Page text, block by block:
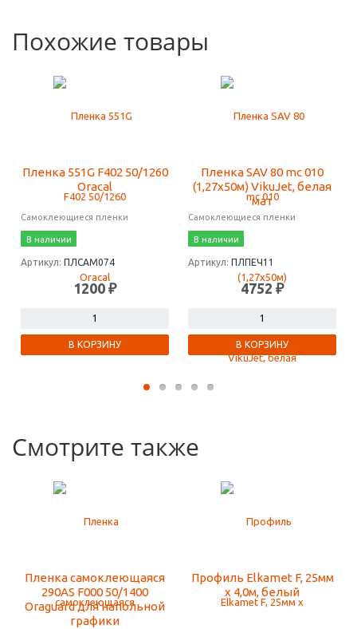
Похожие товары
Пленка 551G F402 50/1260
Oracal
Самоклеющиеся пленки
В наличии
Артикул: ПЛСАМ074
1200 ₽
В КОРЗИНУ
Пленка SAV 80 mc 010
(1,27х50м) VikuJet, белая
мат
Самоклеющиеся пленки
В наличии
Артикул: ПЛПЕЧ11
4752 ₽
В КОРЗИНУ
Смотрите также
Пленка самоклеющаяся
290АS F000 50/1400
Oraguard для напольной
графики
Профиль Elkamet F, 25мм
х 4,0м, белый